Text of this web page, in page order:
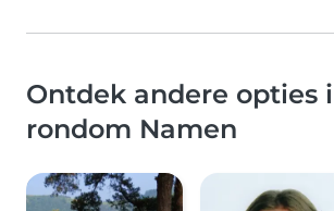
Ontdek andere opties
rondom Namen